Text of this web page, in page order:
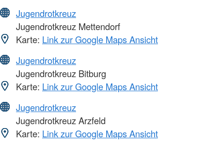
Jugendrotkreuz
Jugendrotkreuz Mettendorf
Karte: Link zur Google Maps Ansicht
Jugendrotkreuz
Jugendrotkreuz Bitburg
Karte: Link zur Google Maps Ansicht
Jugendrotkreuz
Jugendrotkreuz Arzfeld
Karte: Link zur Google Maps Ansicht